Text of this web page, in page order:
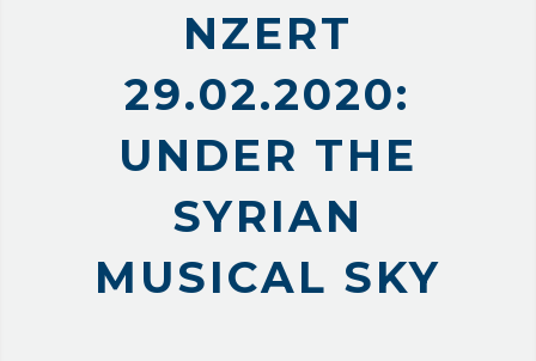
NZERT
29.02.2020:
UNDER THE
SYRIAN
MUSICAL SKY